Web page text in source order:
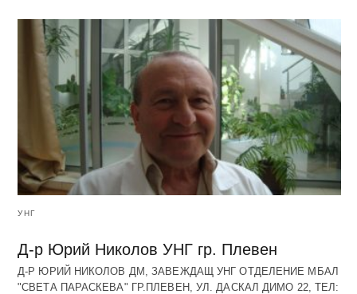
УНГ
Д-р Юрий Николов УНГ гр. Плевен
Д-Р ЮРИЙ НИКОЛОВ ДМ, ЗАВЕЖДАЩ УНГ ОТДЕЛЕНИЕ МБАЛ
"СВЕТА ПАРАСКЕВА" ГР.ПЛЕВЕН, УЛ. ДАСКАЛ ДИМО 22, ТЕЛ: